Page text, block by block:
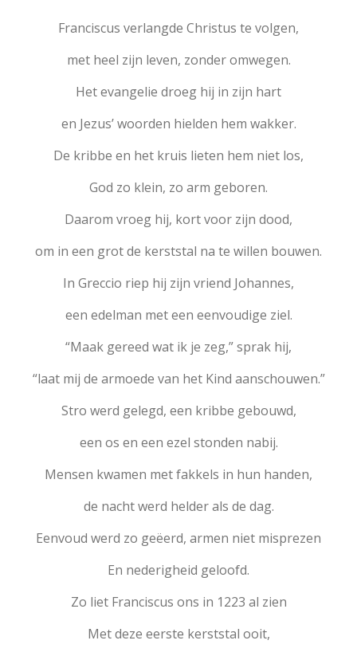
Franciscus verlangde Christus te volgen,
met heel zijn leven, zonder omwegen.
Het evangelie droeg hij in zijn hart
en Jezus’ woorden hielden hem wakker.
De kribbe en het kruis lieten hem niet los,
God zo klein, zo arm geboren.
Daarom vroeg hij, kort voor zijn dood,
om in een grot de kerststal na te willen bouwen.
In Greccio riep hij zijn vriend Johannes,
een edelman met een eenvoudige ziel.
“Maak gereed wat ik je zeg,” sprak hij,
“laat mij de armoede van het Kind aanschouwen.”
Stro werd gelegd, een kribbe gebouwd,
een os en een ezel stonden nabij.
Mensen kwamen met fakkels in hun handen,
de nacht werd helder als de dag.
Eenvoud werd zo geëerd, armen niet misprezen
En nederigheid geloofd.
Zo liet Franciscus ons in 1223 al zien
Met deze eerste kerststal ooit,